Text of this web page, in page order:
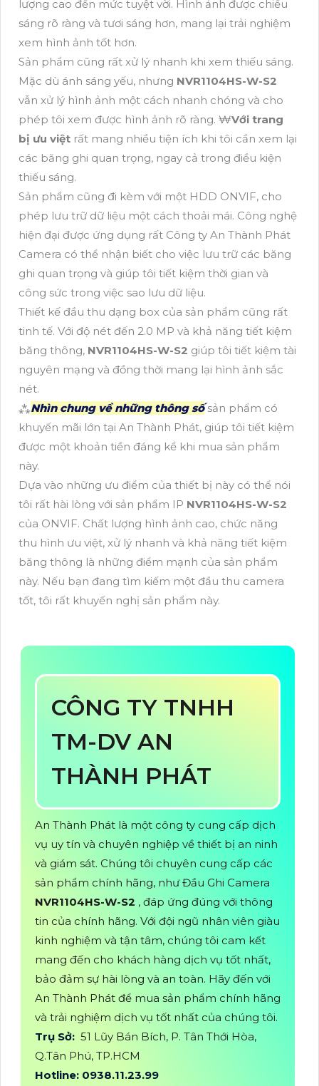
lượng cao đến mức tuyệt vời. Hình ảnh được chiếu
sáng rõ ràng và tươi sáng hơn, mang lại trải nghiệm
xem hình ảnh tốt hơn.
Sản phẩm cũng rất xử lý nhanh khi xem thiếu sáng.
Mặc dù ánh sáng yếu, nhưng NVR1104HS-W-S2
vẫn xử lý hình ảnh một cách nhanh chóng và cho
phép tôi xem được hình ảnh rõ ràng. ₩Với trang
bị ưu việt rất mang nhiều tiện ích khi tôi cần xem lại
các băng ghi quan trọng, ngay cả trong điều kiện
thiếu sáng.
Sản phẩm cũng đi kèm với một HDD ONVIF, cho
phép lưu trữ dữ liệu một cách thoải mái. Công nghệ
hiện đại được ứng dụng rất Công ty An Thành Phát
Camera có thể nhận biết cho việc lưu trữ các băng
ghi quan trọng và giúp tôi tiết kiệm thời gian và
công sức trong việc sao lưu dữ liệu.
Thiết kế đầu thu dạng box của sản phẩm cũng rất
tinh tế. Với độ nét đến 2.0 MP và khả năng tiết kiệm
băng thông, NVR1104HS-W-S2 giúp tôi tiết kiệm tài
nguyên mạng và đồng thời mang lại hình ảnh sắc
nét.
⁂Nhìn chung về những thông sốsản phẩm có
khuyến mãi lớn tại An Thành Phát, giúp tôi tiết kiệm
được một khoản tiền đáng kể khi mua sản phẩm
này.
Dựa vào những ưu điểm của thiết bị này có thể nói
tôi rất hài lòng với sản phẩm IP NVR1104HS-W-S2
của ONVIF. Chất lượng hình ảnh cao, chức năng
thu hình ưu việt, xử lý nhanh và khả năng tiết kiệm
băng thông là những điểm mạnh của sản phẩm
này. Nếu bạn đang tìm kiếm một đầu thu camera
tốt, tôi rất khuyến nghị sản phẩm này.
CÔNG TY TNHH
TM-DV AN
THÀNH PHÁT
An Thành Phát là một công ty cung cấp dịch
vụ uy tín và chuyên nghiệp về thiết bị an ninh
và giám sát. Chúng tôi chuyên cung cấp các
sản phẩm chính hãng, như Đầu Ghi Camera
NVR1104HS-W-S2 , đáp ứng đúng với thông
tin của chính hãng. Với đội ngũ nhân viên giàu
kinh nghiệm và tận tâm, chúng tôi cam kết
mang đến cho khách hàng dịch vụ tốt nhất,
bảo đảm sự hài lòng và an toàn. Hãy đến với
An Thành Phát để mua sản phẩm chính hãng
và trải nghiệm dịch vụ tốt nhất của chúng tôi.
Trụ Sở: 51 Lũy Bán Bích, P. Tân Thới Hòa,
Q.Tân Phú, TP.HCM
Hotline: 0938.11.23.99